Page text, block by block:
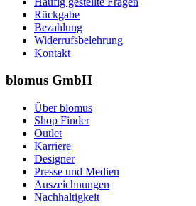
Rückgabe
Bezahlung
Widerrufsbelehrung
Kontakt
blomus GmbH
Über blomus
Shop Finder
Outlet
Karriere
Designer
Presse und Medien
Auszeichnungen
Nachhaltigkeit